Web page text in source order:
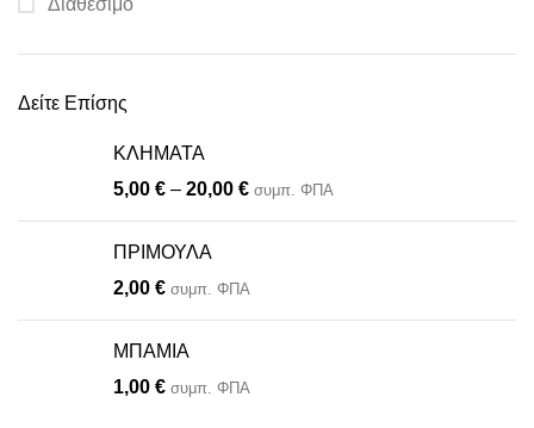
Διαθέσιμο
Δείτε Επίσης
ΚΛΗΜΑΤΑ
5,00 € – 20,00 € συμπ. ΦΠΑ
ΠΡΙΜΟΥΛΑ
2,00 € συμπ. ΦΠΑ
ΜΠΑΜΙΑ
1,00 € συμπ. ΦΠΑ